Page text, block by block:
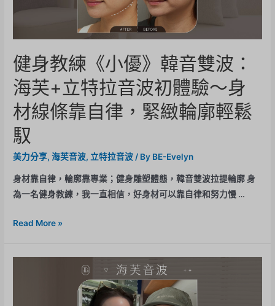
健身教練《小優》韓音雙波：
海芙+立特拉音波初體驗～身
材線條靠自律，緊緻輪廓輕鬆
馭
美力分享,海芙音波, 立特拉音波 / By BE-Evelyn
身材靠自律，輪廓靠專業；健身雕塑體態，韓音雙波拉提輪廓 身
為一名健身教練，我一直相信，好身材可以靠自律和努力慢 …
Read More »